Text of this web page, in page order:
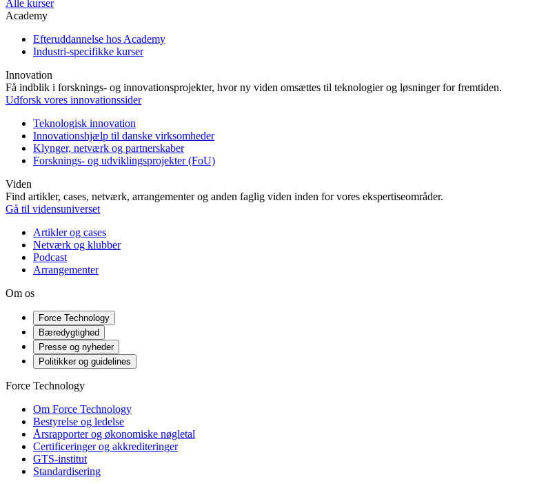
Alle kurser
Academy
Efteruddannelse hos Academy
Industri-specifikke kurser
Innovation
Få indblik i forsknings- og innovationsprojekter, hvor ny viden omsættes til teknologier og løsninger for fremtiden.
Udforsk vores innovationssider
Teknologisk innovation
Innovationshjælp til danske virksomheder
Klynger, netværk og partnerskaber
Forsknings- og udviklingsprojekter (FoU)
Viden
Find artikler, cases, netværk, arrangementer og anden faglig viden inden for vores ekspertiseområder.
Gå til vidensuniverset
Artikler og cases
Netværk og klubber
Podcast
Arrangementer
Om os
Force Technology
Bæredygtighed
Presse og nyheder
Politikker og guidelines
Force Technology
Om Force Technology
Bestyrelse og ledelse
Årsrapporter og økonomiske nøgletal
Certificeringer og akkrediteringer
GTS-institut
Standardisering